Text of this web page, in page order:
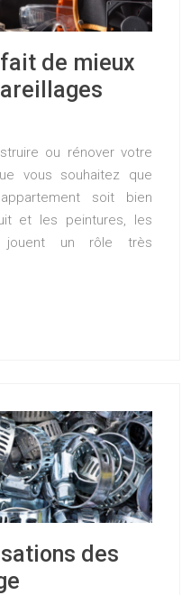
de mieux
ou rénover votre
vous souhaitez que
soit bien
et les peintures, les
jouent un rôle très
des